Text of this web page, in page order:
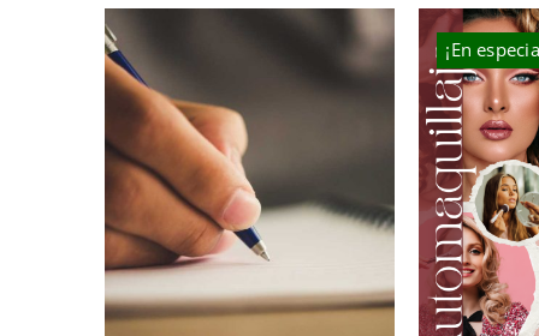
$324.00.
$268.00.
¡En